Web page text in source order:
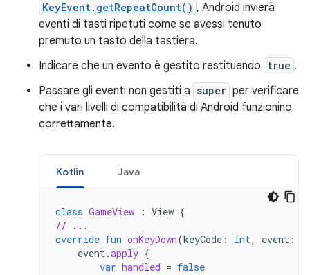
KeyEvent.getRepeatCount() , Android invierà
eventi di tasti ripetuti come se avessi tenuto
premuto un tasto della tastiera.
Indicare che un evento è gestito restituendo true .
Passare gli eventi non gestiti a super per verificare
che i vari livelli di compatibilità di Android funzionino
correttamente.
Kotlin Java
class GameView : View {
// ...
override fun onKeyDown(keyCode : Int, event :
event.apply {
var handled = false